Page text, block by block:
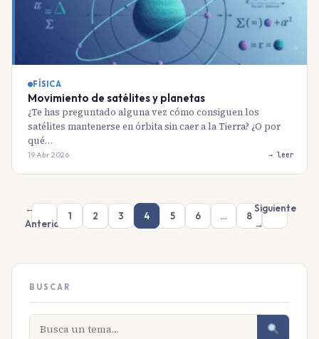
FÍSICA
Movimiento de satélites y planetas
¿Te has preguntado alguna vez cómo consiguen los
satélites mantenerse en órbita sin caer a la Tierra? ¿O por
qué…
19 Abr 2026 → leer
←
Anterior
1 2 3 4 5 6 … 8
Siguiente
→
BUSCAR